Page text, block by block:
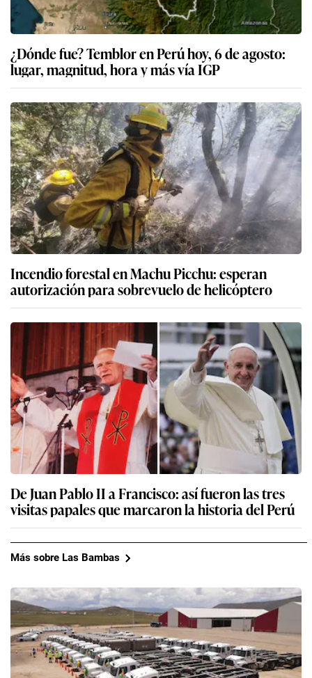
¿Dónde fue? Temblor en Perú hoy, 6 de agosto:
lugar, magnitud, hora y más vía IGP
Incendio forestal en Machu Picchu: esperan
autorización para sobrevuelo de helicóptero
De Juan Pablo II a Francisco: así fueron las tres
visitas papales que marcaron la historia del Perú
Más sobre Las Bambas